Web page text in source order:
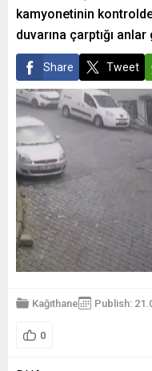
kamyonetinin
duvarına çarptığı
Share Tweet
Kağıthane Publish:
0